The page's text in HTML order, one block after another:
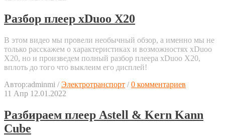
Разбор плеер xDuoo X20
В этом видео мы провели необычный обзор, а именно мы не
только расскажем о характеристиках и возможностях xDuoo
X20, но и произведем полный разбор плеера xDuoo X20,
вплоть до того что выклеим его дисплей!
Автор:adminmi / Электротранспорт / 0 комментариев
11 Апр 12.01.2022
Разбираем плеер Astell & Kern Kann
Cube